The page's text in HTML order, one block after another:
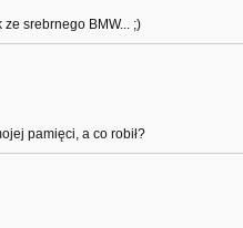
ze srebrnego BMW... ;)
pamięci, a co robił?